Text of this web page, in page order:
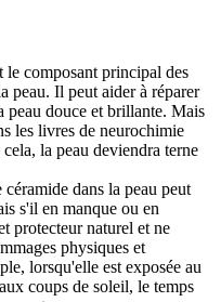
le composant principal des
peau. Il peut aider à réparer
peau douce et brillante. Mais
les livres de neurochimie
la peau deviendra terne
dans la peau peut
s'il en manque ou en
protecteur naturel et ne
physiques et
lorsqu'elle est exposée au
coups de soleil, le temps